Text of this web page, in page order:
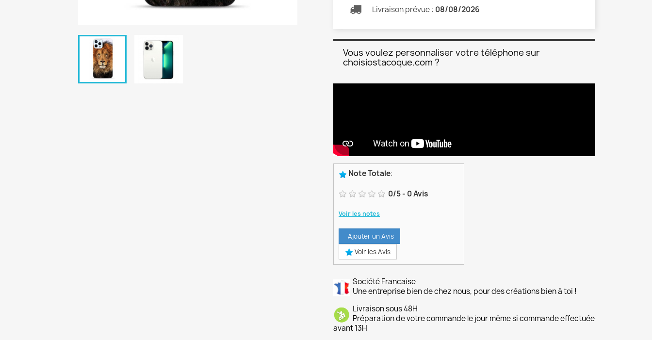
Livraison prévue : 08/08/2026
Vous voulez personnaliser votre téléphone sur
choisiostacoque.com ?
Note Totale:
0/5- 0Avis
Voir les notes
Ajouter un Avis
Voir les Avis
Société Francaise
Une entreprise bien de chez nous, pour des créations bien à toi !
Livraison sous 48H
Préparation de votre commande le jour même si commande effectuée
avant 13H